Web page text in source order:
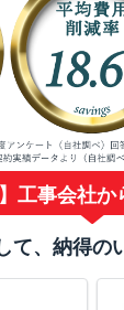
工事会社
て、納得の